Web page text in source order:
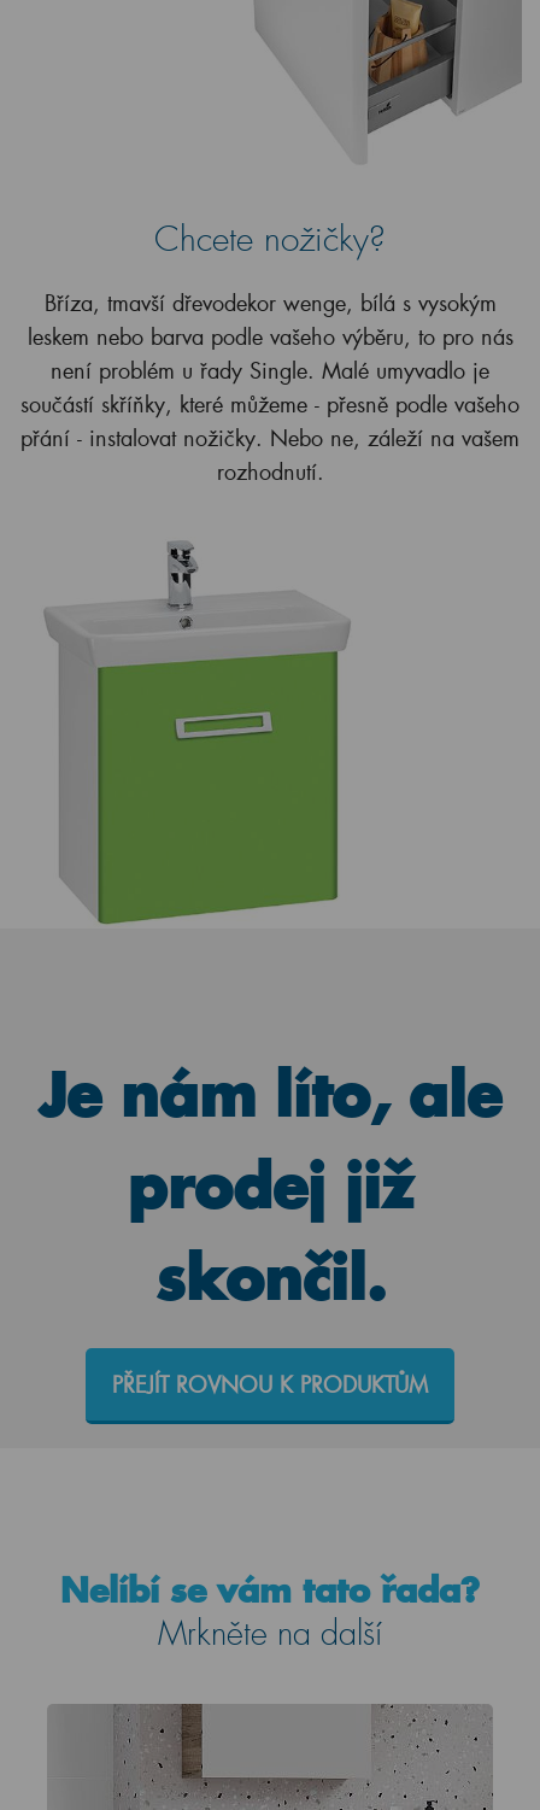
Chcete nožičky?
Bříza, tmavší dřevodekor wenge, bílá s vysokým
leskem nebo barva podle vašeho výběru, to pro nás
není problém u řady Single. Malé umyvadlo je
součástí skříňky, které můžeme - přesně podle vašeho
přání - instalovat nožičky. Nebo ne, záleží na vašem
rozhodnutí.
Je nám líto, ale
prodej již
skončil.
PŘEJÍT ROVNOU K PRODUKTŮM
Nelíbí se vám tato řada?
Mrkněte na další